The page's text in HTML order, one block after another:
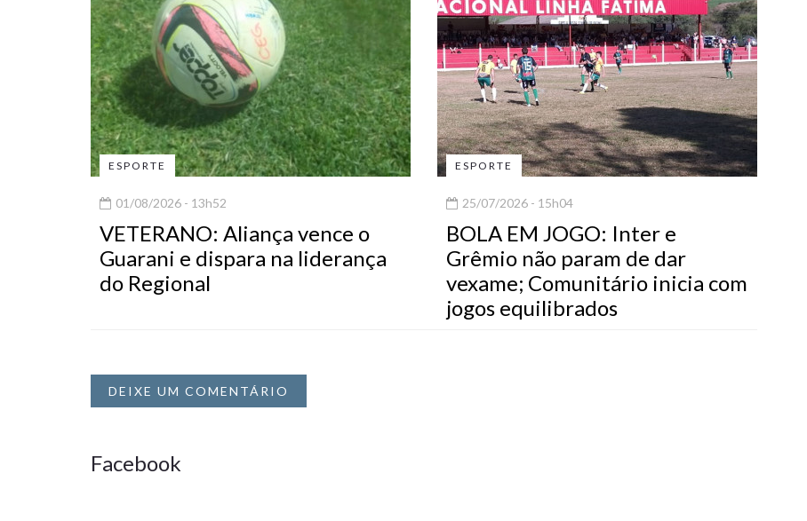
ESPORTE
01/08/2026 - 13h52
VETERANO: Aliança vence o
Guarani e dispara na liderança
do Regional
ESPORTE
25/07/2026 - 15h04
BOLA EM JOGO: Inter e
Grêmio não param de dar
vexame; Comunitário inicia com
jogos equilibrados
DEIXE UM COMENTÁRIO
Facebook